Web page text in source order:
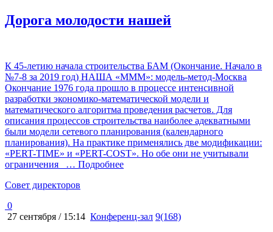
Дорога молодости нашей
К 45-летию начала строительства БАМ (Окончание. Начало в
№7-8 за 2019 год) НАША «МММ»: модель-метод-Москва
Окончание 1976 года прошло в процессе интенсивной
разработки экономико-математической модели и
математического алгоритма проведения расчетов. Для
описания процессов строительства наиболее адекватными
были модели сетевого планирования (календарного
планирования). На практике применялись две модификации:
«PERT-TIME» и «PERT-COST». Но обе они не учитывали
ограничения
… Подробнее
Cовет директоров
0
27 сентября / 15:14 Конференц-зал 9(168)